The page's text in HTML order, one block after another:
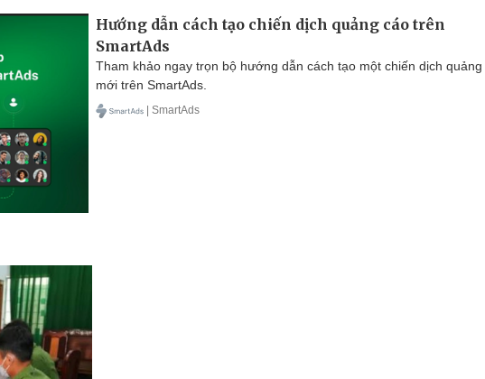
Hướng dẫn cách tạo chiến dịch quảng cáo trên
SmartAds
Tham khảo ngay trọn bộ hướng dẫn cách tạo một chiến dịch quảng
mới trên SmartAds.
| SmartAds